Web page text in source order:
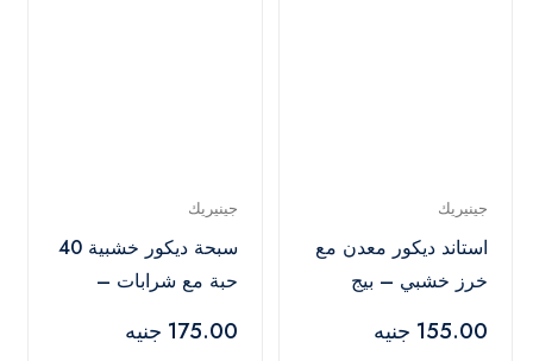
جينيريك
استاند ديكور معدن مع
خرز خشبي – بيج
155.00 جنيه
جينيريك
سبحة ديكور خشبية 40
حبة مع شرابات –
175.00 جنيه